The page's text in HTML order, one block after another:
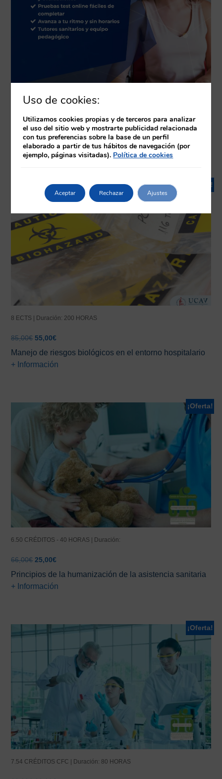
Productos relacionados
¡Oferta!
8 ECTS | Duración: 200 HORAS
85,00€ El
precio
original
era:
55,00€El
actual
es:
Manejo de riesgos biológicos en el entorno hospitalario
+ Información
¡Oferta!
6.50 CRÉDITOS - 40 HORAS | Duración:
66,00€ El
precio
original
era:
25,00€El
precio
actual
es:
Principios de la humanización de la asistencia sanitaria
+ Información
¡Oferta!
7.54 CRÉDITOS CFC | Duración: 80 HORAS
Uso de cookies:
Utilizamos cookies propias y de terceros para analizar
el uso del sitio web y mostrarte publicidad relacionada
con tus preferencias sobre la base de un perfil
elaborado a partir de tus hábitos de navegación (por
ejemplo, páginas visitadas). Política de cookies
Aceptar Rechazar Ajustes